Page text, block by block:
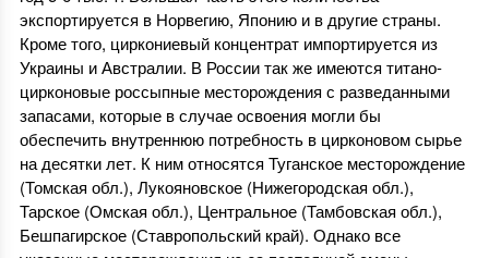
экспортируется в Норвегию, Японию и в другие страны.
Кроме того, циркониевый концентрат импортируется из
Украины и Австралии. В России так же имеются титано-
цирконовые россыпные месторождения с разведанными
запасами, которые в случае освоения могли бы
обеспечить внутреннюю потребность в цирконовом сырье
на десятки лет. К ним относятся Туганское месторождение
(Томская обл.), Лукояновское (Нижегородская обл.),
Тарское (Омская обл.), Центральное (Тамбовская обл.),
Бешпагирское (Ставропольский край). Однако все